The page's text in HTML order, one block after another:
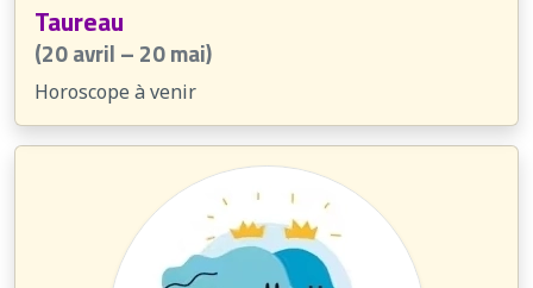
Taureau
(20 avril – 20 mai)
Horoscope à venir